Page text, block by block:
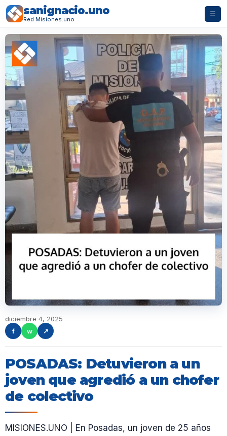
sanignacio.uno
Red Misiones.uno
☰
diciembre 4, 2025
f
w ↗
POSADAS: Detuvieron a un
joven que agredió a un chofer
de colectivo
MISIONES.UNO | En Posadas, un joven de 25 años